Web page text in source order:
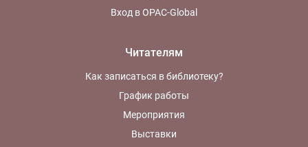
Вход в OPAC-Global
Читателям
Как записаться в библиотеку?
График работы
Мероприятия
Выставки